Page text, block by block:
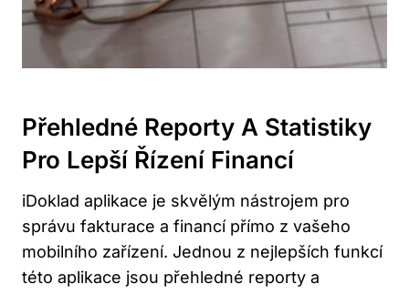
Přehledné Reporty A Statistiky
Pro Lepší Řízení Financí
iDoklad aplikace je skvělým nástrojem pro
správu fakturace a financí přímo z vašeho
mobilního zařízení. Jednou z nejlepších funkcí
této aplikace jsou přehledné reporty a